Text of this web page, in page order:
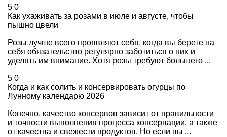
5 0
Как ухаживать за розами в июле и августе, чтобы
пышно цвели
Розы лучше всего проявляют себя, когда вы берете на
себя обязательство регулярно заботиться о них и
уделять им внимание. Хотя розы требуют большего ...
5 0
Когда и как солить и консервировать огурцы по
Лунному календарю 2026
Конечно, качество консервов зависит от правильности
и точности выполнения процесса консервации, а также
от качества и свежести продуктов. Но если вы ...